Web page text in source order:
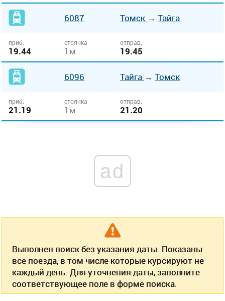
6087 Томск → Тайга
приб.
19.44
стоянка
1м
отправ.
19.45
6096 Тайга → Томск
приб.
21.19
стоянка
1м
отправ.
21.20
ad
Выполнен поиск без указания даты. Показаны
все поезда, в том числе которые курсируют не
каждый день. Для уточнения даты, заполните
соответствующее поле в форме поиска.